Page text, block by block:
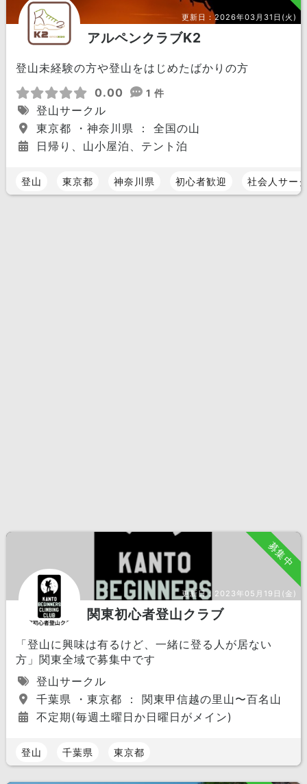
更新日：2026年03月31日(火)
アルペンクラブK2
登山未経験の方や登山をはじめたばかりの方
0.00
1 件
登山サークル
東京都 ・神奈川県 ： 全国の山
日帰り、山小屋泊、テント泊
登山 東京都 神奈川県 初心者歓迎 社会人サー
募集中
更新日： 2023年05月19日(金)
関東初心者登山クラブ
「登山に興味は有るけど、一緒に登る人が居ない
方」関東全域で募集中です
登山サークル
千葉県 ・東京都 ： 関東甲信越の里山〜百名山
不定期(毎週土曜日か日曜日がメイン)
登山 千葉県 東京都